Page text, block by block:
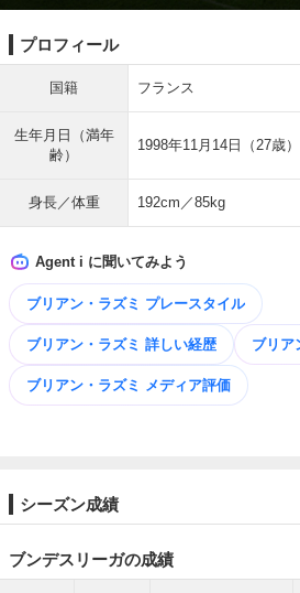
プロフィール
国籍 フランス
生年月日（満年
齢）
1998年11月14日（27歳）
身長／体重 192cm／85kg
Agent i に聞いてみよう
ブリアン・ラズミ プレースタイル
ブリアン・ラズミ 詳しい経歴 ブリア
ブリアン・ラズミ メディア評価
シーズン成績
ブンデスリーガの成績